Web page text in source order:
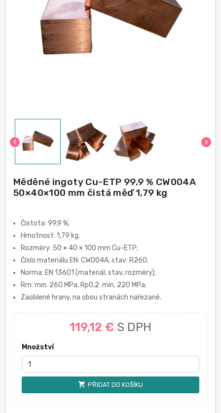
chevron_left chevron_right
Měděné ingoty Cu-ETP 99,9 % CW004A
50×40×100 mm čistá měď 1,79 kg
Čistota: 99,9 %;
Hmotnost: 1,79 kg;
Rozměry: 50 × 40 × 100 mm Cu-ETP;
Číslo materiálu EN: CW004A, stav: R260;
Norma: EN 13601 (materiál, stav, rozměry);
Rm: min. 260 MPa, Rp0,2: min. 220 MPa;
Zaoblené hrany, na obou stranách nařezané.
119,12 € S DPH
Množství
shopping_cart PŘIDAT DO KOŠÍKU